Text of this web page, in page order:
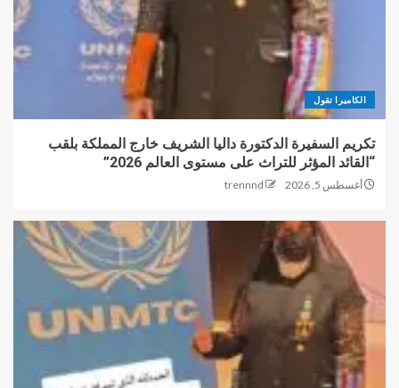
الكاميرا تقول
تكريم السفيرة الدكتورة داليا الشريف خارج المملكة بلقب
“القائد المؤثر للتراث على مستوى العالم 2026”
أغسطس 5, 2026 trennnd